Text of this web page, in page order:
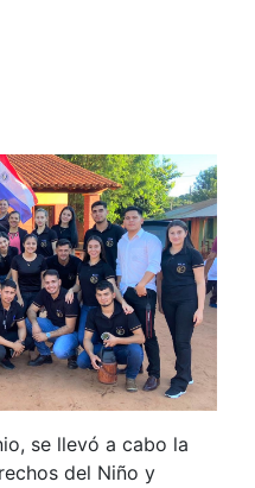
se llevó a cabo la
del Niño y